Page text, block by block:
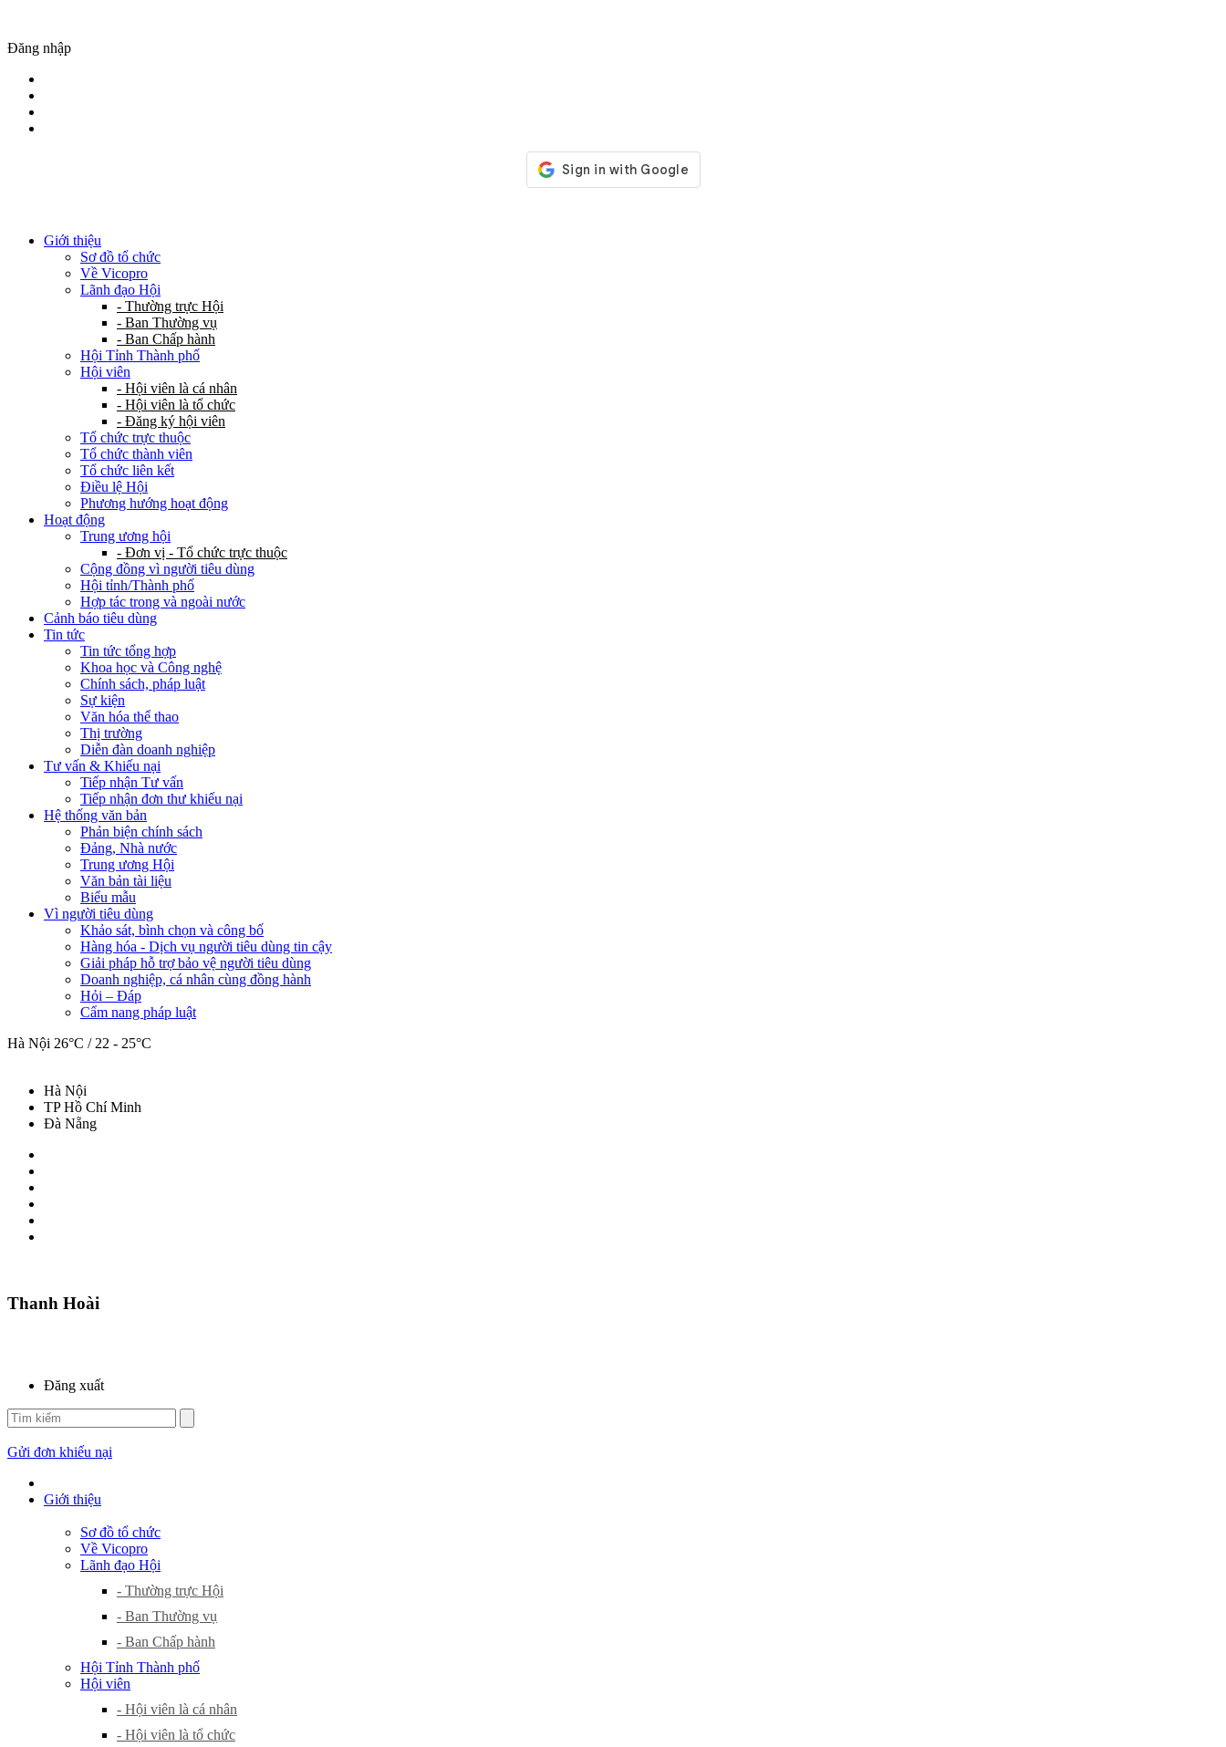
Đăng nhập
Giới thiệu
Sơ đồ tổ chức
Về Vicopro
Lãnh đạo Hội
- Thường trực Hội
- Ban Thường vụ
- Ban Chấp hành
Hội Tỉnh Thành phố
Hội viên
- Hội viên là cá nhân
- Hội viên là tổ chức
- Đăng ký hội viên
Tổ chức trực thuộc
Tổ chức thành viên
Tổ chức liên kết
Điều lệ Hội
Phương hướng hoạt động
Hoạt động
Trung ương hội
- Đơn vị - Tổ chức trực thuộc
Cộng đồng vì người tiêu dùng
Hội tỉnh/Thành phố
Hợp tác trong và ngoài nước
Cảnh báo tiêu dùng
Tin tức
Tin tức tổng hợp
Khoa học và Công nghệ
Chính sách, pháp luật
Sự kiện
Văn hóa thể thao
Thị trường
Diễn đàn doanh nghiệp
Tư vấn & Khiếu nại
Tiếp nhận Tư vấn
Tiếp nhận đơn thư khiếu nại
Hệ thống văn bản
Phản biện chính sách
Đảng, Nhà nước
Trung ương Hội
Văn bản tài liệu
Biểu mẫu
Vì người tiêu dùng
Khảo sát, bình chọn và công bố
Hàng hóa - Dịch vụ người tiêu dùng tin cậy
Giải pháp hỗ trợ bảo vệ người tiêu dùng
Doanh nghiệp, cá nhân cùng đồng hành
Hỏi – Đáp
Cẩm nang pháp luật
Hà Nội 26°C / 22 - 25°C
Hà Nội
TP Hồ Chí Minh
Đà Nẵng
Thanh Hoài
Đăng xuất
Gửi đơn khiếu nại
Giới thiệu
Sơ đồ tổ chức
Về Vicopro
Lãnh đạo Hội
- Thường trực Hội
- Ban Thường vụ
- Ban Chấp hành
Hội Tỉnh Thành phố
Hội viên
- Hội viên là cá nhân
- Hội viên là tổ chức